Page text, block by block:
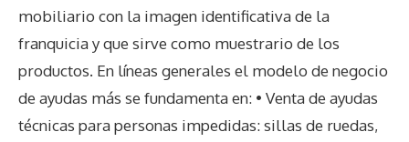
mobiliario con la imagen identificativa de la
franquicia y que sirve como muestrario de los
productos. En líneas generales el modelo de negocio
de ayudas más se fundamenta en: • Venta de ayudas
técnicas para personas impedidas: sillas de ruedas,